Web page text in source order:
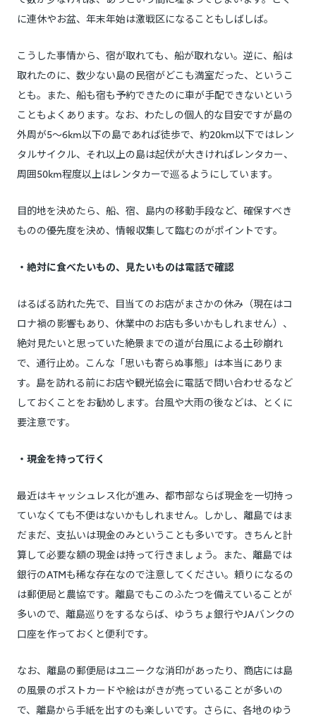
に連休やお盆、年末年始は激戦区になることもしばしば。
こうした事情から、宿が取れても、船が取れない。逆に、船は
取れたのに、数少ない島の民宿がどこも満室だった、というこ
とも。また、船も宿も予約できたのに車が手配できないという
こともよくあります。なお、わたしの個人的な目安ですが島の
外周が5～6km以下の島であれば徒歩で、約20km以下ではレン
タルサイクル、それ以上の島は起伏が大きければレンタカー、
周囲50km程度以上はレンタカーで巡るようにしています。
目的地を決めたら、船、宿、島内の移動手段など、確保すべき
ものの優先度を決め、情報収集して臨むのがポイントです。
・絶対に食べたいもの、見たいものは電話で確認
はるばる訪れた先で、目当てのお店がまさかの休み（現在はコ
ロナ禍の影響もあり、休業中のお店も多いかもしれません）、
絶対見たいと思っていた絶景までの道が台風による土砂崩れ
で、通行止め。こんな「思いも寄らぬ事態」は本当にありま
す。島を訪れる前にお店や観光協会に電話で問い合わせるなど
しておくことをお勧めします。台風や大雨の後などは、とくに
要注意です。
・現金を持って行く
最近はキャッシュレス化が進み、都市部ならば現金を一切持っ
ていなくても不便はないかもしれません。しかし、離島ではま
だまだ、支払いは現金のみということも多いです。きちんと計
算して必要な額の現金は持って行きましょう。また、離島では
銀行のATMも稀な存在なので注意してください。頼りになるの
は郵便局と農協です。離島でもこのふたつを備えていることが
多いので、離島巡りをするならば、ゆうちょ銀行やJAバンクの
口座を作っておくと便利です。
なお、離島の郵便局はユニークな消印があったり、商店には島
の風景のポストカードや絵はがきが売っていることが多いの
で、離島から手紙を出すのも楽しいです。さらに、各地のゆう